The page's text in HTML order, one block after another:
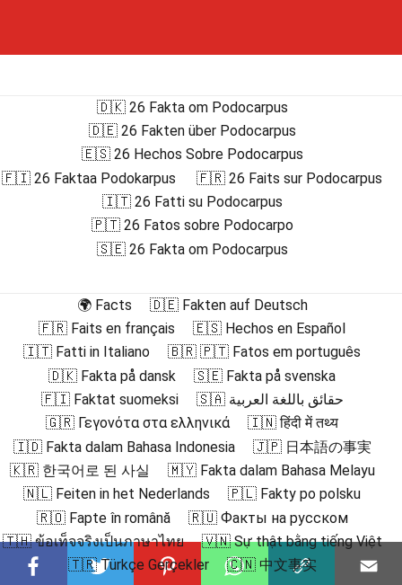
🇩🇰 26 Fakta om Podocarpus
🇩🇪 26 Fakten über Podocarpus
🇪🇸 26 Hechos Sobre Podocarpus
🇫🇮 26 Faktaa Podokarpus
🇫🇷 26 Faits sur Podocarpus
🇮🇹 26 Fatti su Podocarpus
🇵🇹 26 Fatos sobre Podocarpo
🇸🇪 26 Fakta om Podocarpus
🌍 Facts
🇩🇪 Fakten auf Deutsch
🇫🇷 Faits en français
🇪🇸 Hechos en Español
🇮🇹 Fatti in Italiano
🇧🇷 🇵🇹 Fatos em português
🇩🇰 Fakta på dansk
🇸🇪 Fakta på svenska
🇫🇮 Faktat suomeksi
🇸🇦 حقائق باللغة العربية
🇬🇷 Γεγονότα στα ελληνικά
🇮🇳 हिंदी में तथ्य
🇮🇩 Fakta dalam Bahasa Indonesia
🇯🇵 日本語の事実
🇰🇷 한국어로 된 사실
🇲🇾 Fakta dalam Bahasa Melayu
🇳🇱 Feiten in het Nederlands
🇵🇱 Fakty po polsku
🇷🇴 Fapte în română
🇷🇺 Факты на русском
🇹🇭 ข้อเท็จจริงเป็นภาษาไทย
🇻🇳 Sự thật bằng tiếng Việt
🇹🇷 Türkçe Gerçekler
🇨🇳 中文事实